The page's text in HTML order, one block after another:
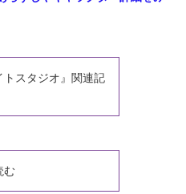
トスタジオ』関連記
む